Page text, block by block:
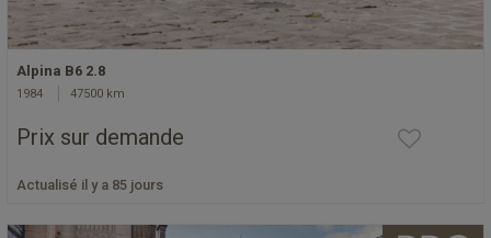
Alpina B6 2.8
1984 47500 km
Prix sur demande
Actualisé il y a 85 jours